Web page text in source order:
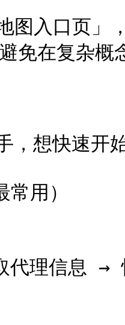
图入口页」
免在复杂概
想快速开
用）
代理信息 →